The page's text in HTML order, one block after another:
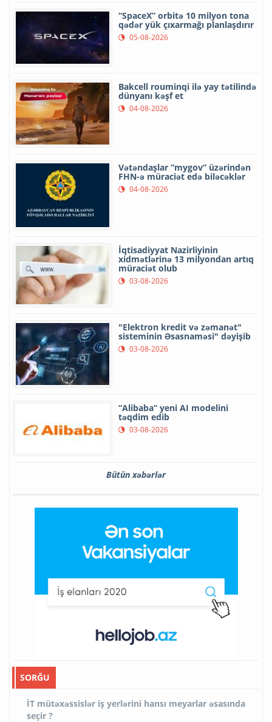
“SpaceX” orbitə 10 milyon tona
qədər yük çıxarmağı planlaşdırır
05-08-2026
Bakcell rouminqi ilə yay tətilində
dünyanı kəşf et
04-08-2026
Vətəndaşlar “mygov” üzərindən
FHN-ə müraciət edə biləcəklər
04-08-2026
İqtisadiyyat Nazirliyinin
xidmətlərinə 13 milyondan artıq
müraciət olub
03-08-2026
"Elektron kredit və zəmanət"
sisteminin Əsasnaməsi" dəyişib
03-08-2026
“Alibaba” yeni AI modelini
təqdim edib
03-08-2026
Bütün xəbərlər
SORĞU
İT mütəxəssislər iş yerlərini hansı meyarlar əsasında
seçir ?